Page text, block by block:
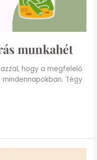
munkahét
hogy a megfelelő
Tégy